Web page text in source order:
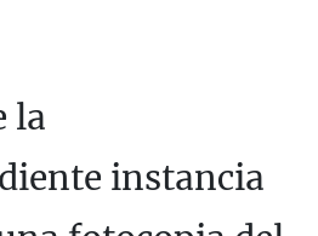
la
instancia